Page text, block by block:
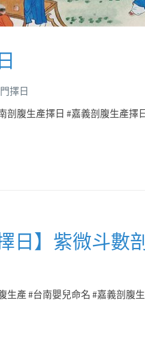
擇日
剖腹生產擇日 #嘉義剖腹生產
日】紫微斗數
生產 #台南嬰兒命名 #嘉義剖腹